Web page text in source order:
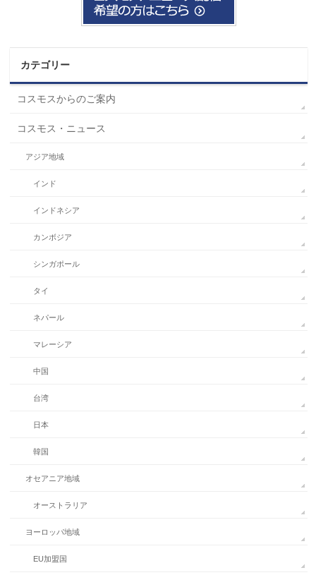
カテゴリー
コスモスからのご案内
コスモス・ニュース
アジア地域
インド
インドネシア
カンボジア
シンガポール
タイ
ネパール
マレーシア
中国
台湾
日本
韓国
オセアニア地域
オーストラリア
ヨーロッパ地域
EU加盟国